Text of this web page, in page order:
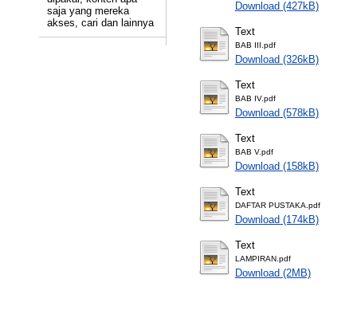
saja yang mereka
akses, cari dan lainnya
Download (427kB)
Text
BAB III.pdf
Download (326kB)
Text
BAB IV.pdf
Download (578kB)
Text
BAB V.pdf
Download (158kB)
Text
DAFTAR PUSTAKA.pdf
Download (174kB)
Text
LAMPIRAN.pdf
Download (2MB)